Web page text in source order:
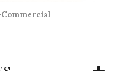
Commercial